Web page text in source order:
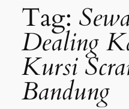
Tag:
Dealing
Kursi
Bandung